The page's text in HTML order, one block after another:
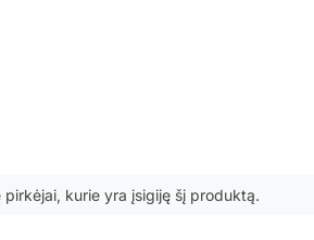
kurie yra įsigiję šį produktą.